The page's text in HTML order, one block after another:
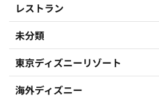
レストラン
未分類
東京ディズニーリゾート
海外ディズニー